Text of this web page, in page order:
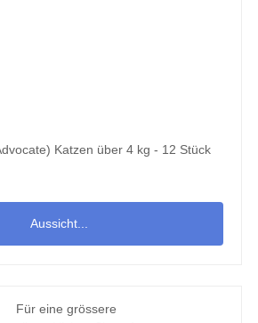
Katzen über 4 kg - 12 Stück
Aussicht...